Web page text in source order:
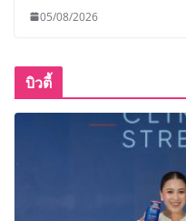
05/08/2026
บิวตี้